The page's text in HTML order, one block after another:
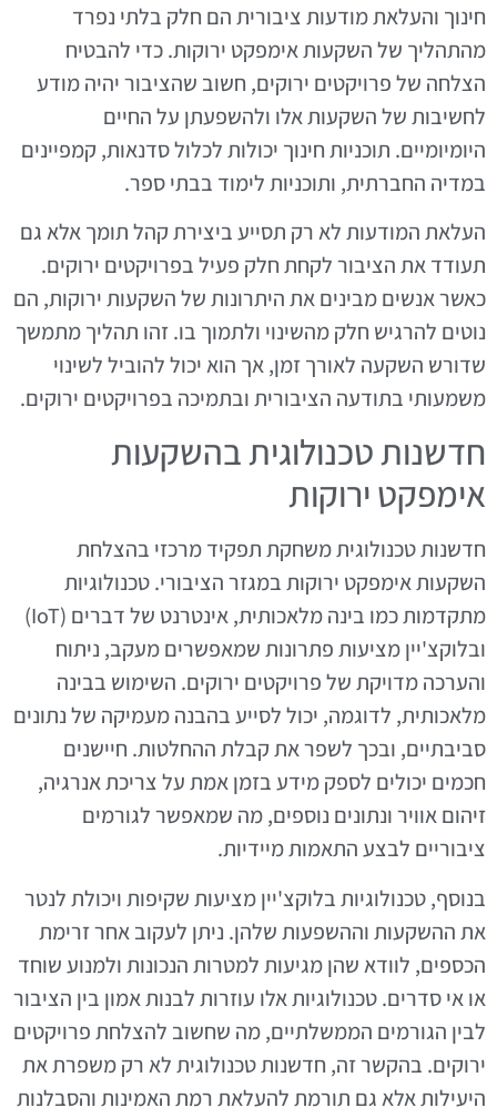
חינוך והעלאת מודעות ציבורית הם חלק בלתי נפרד
מהתהליך של השקעות אימפקט ירוקות. כדי להבטיח
הצלחה של פרויקטים ירוקים, חשוב שהציבור יהיה מודע
לחשיבות של השקעות אלו ולהשפעתן על החיים
היומיומיים. תוכניות חינוך יכולות לכלול סדנאות, קמפיינים
במדיה החברתית, ותוכניות לימוד בבתי ספר.
העלאת המודעות לא רק תסייע ביצירת קהל תומך אלא גם
תעודד את הציבור לקחת חלק פעיל בפרויקטים ירוקים.
כאשר אנשים מבינים את היתרונות של השקעות ירוקות, הם
נוטים להרגיש חלק מהשינוי ולתמוך בו. זהו תהליך מתמשך
שדורש השקעה לאורך זמן, אך הוא יכול להוביל לשינוי
משמעותי בתודעה הציבורית ובתמיכה בפרויקטים ירוקים.
חדשנות טכנולוגית בהשקעות
אימפקט ירוקות
חדשנות טכנולוגית משחקת תפקיד מרכזי בהצלחת
השקעות אימפקט ירוקות במגזר הציבורי. טכנולוגיות
מתקדמות כמו בינה מלאכותית, אינטרנט של דברים (IoT)
ובלוקצ'יין מציעות פתרונות שמאפשרים מעקב, ניתוח
והערכה מדויקת של פרויקטים ירוקים. השימוש בבינה
מלאכותית, לדוגמה, יכול לסייע בהבנה מעמיקה של נתונים
סביבתיים, ובכך לשפר את קבלת ההחלטות. חיישנים
חכמים יכולים לספק מידע בזמן אמת על צריכת אנרגיה,
זיהום אוויר ונתונים נוספים, מה שמאפשר לגורמים
ציבוריים לבצע התאמות מיידיות.
בנוסף, טכנולוגיות בלוקצ'יין מציעות שקיפות ויכולת לנטר
את ההשקעות וההשפעות שלהן. ניתן לעקוב אחר זרימת
הכספים, לוודא שהן מגיעות למטרות הנכונות ולמנוע שוחד
או אי סדרים. טכנולוגיות אלו עוזרות לבנות אמון בין הציבור
לבין הגורמים הממשלתיים, מה שחשוב להצלחת פרויקטים
ירוקים. בהקשר זה, חדשנות טכנולוגית לא רק משפרת את
היעילות אלא גם תורמת להעלאת רמת האמינות והסבלנות